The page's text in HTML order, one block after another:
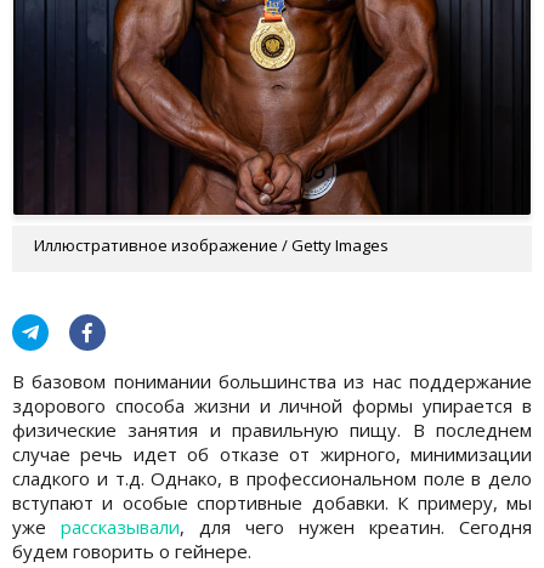
Иллюстративное изображение / Getty Images
В базовом понимании большинства из нас поддержание
здорового способа жизни и личной формы упирается в
физические занятия и правильную пищу. В последнем
случае речь идет об отказе от жирного, минимизации
сладкого и т.д. Однако, в профессиональном поле в дело
вступают и особые спортивные добавки. К примеру, мы
уже рассказывали, для чего нужен креатин. Сегодня
будем говорить о гейнере.